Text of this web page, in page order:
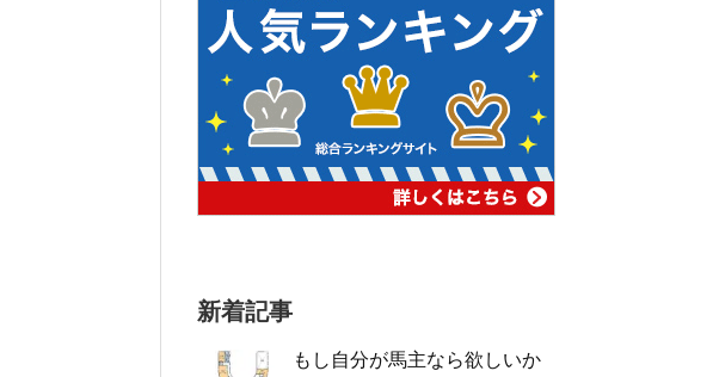
新着記事
もし自分が馬主なら欲しいか